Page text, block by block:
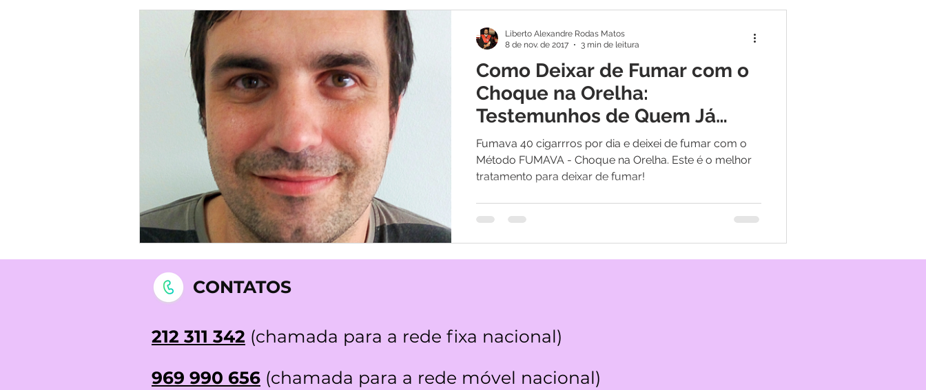
Como Deixar de Fumar com o
Choque na Orelha:
Testemunhos de Quem Já
Conseguiu
Fumava 40 cigarrros por dia e deixei de fumar com o
Método FUMAVA - Choque na Orelha. Este é o melhor
tratamento para deixar de fumar!
Liberto Alexandre Rodas Matos
8 de nov. de 2017
3 min de leitura
CONTATOS
212 311 342 (chamada para a rede fixa nacional)
969 990 656 (chamada para a rede móvel nacional)